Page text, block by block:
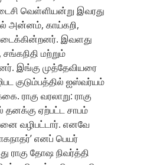
வெள்ளியன்று இவரது
அன்னம், காய்கறி,
இவளது
மற்றும்
இங்கு முத்தேவியரை
குடும்பத்தில் ஐஸ்வர்யம்
ராகு வரலாறு: ராகு
தனக்கு ஏற்பட்ட சாபம்
வழிபட்டார். எனவே
எனப் பெயர்
ராகு தோஷ நிவர்த்தி